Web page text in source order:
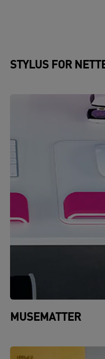
STYLUS FOR
MUSEMATTER